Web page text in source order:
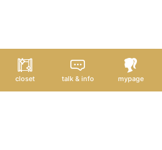
closet talk & info mypage